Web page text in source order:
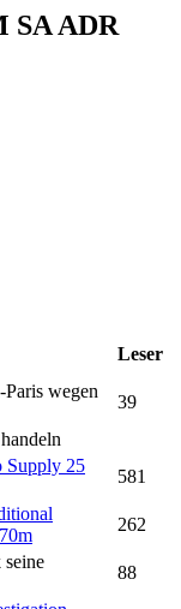
SA ADR
Leser
wegen
39
Supply 25
581
262
seine
88